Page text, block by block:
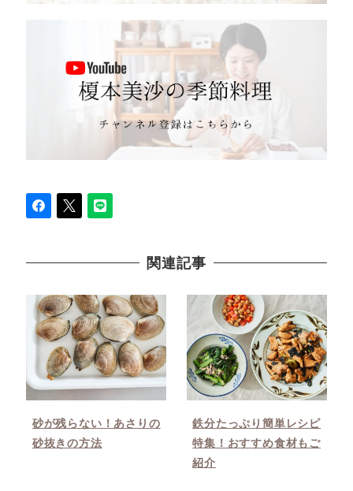
関連記事
砂が残らない！あさりの
砂抜きの方法
鉄分たっぷり簡単レシピ
特集！おすすめ食材もご
紹介